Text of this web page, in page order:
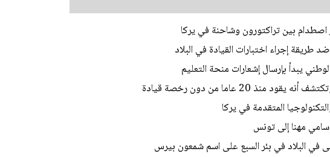
طريقة إجراء اختبارات القيادة في البلاد
يبدأ بإرسال إشعارات منحة التعليم
20 عاما من دون رخصة قيادة
المتقدمة في يركا
سامي مهنا إلى تونس
في البلاد في بئر السبع على اسم شمعون بيرس